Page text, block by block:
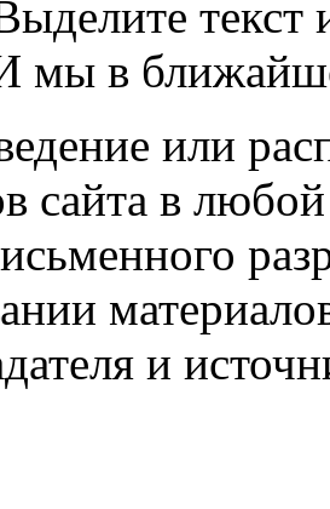
мы в
или
сайта в
и